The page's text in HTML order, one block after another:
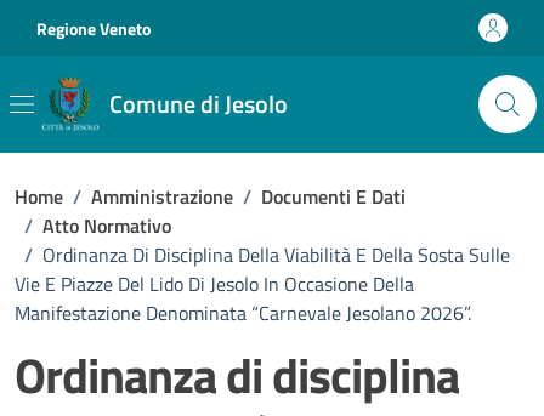
Regione Veneto
Comune di Jesolo
Home / Amministrazione / Documenti E Dati
/ Atto Normativo
/ Ordinanza Di Disciplina Della Viabilità E Della Sosta Sulle
Vie E Piazze Del Lido Di Jesolo In Occasione Della
Manifestazione Denominata “Carnevale Jesolano 2026”.
Ordinanza di disciplina